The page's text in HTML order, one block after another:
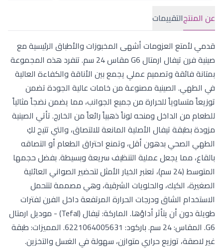
عن المنتجالتقييمات
قدمي لأمتع العزومات أشهى المخبوزات والأطباق الرئيسية مع
صينية فرن تيفال ارمتال G6 مقاس 24 سم. تنفرد هذه المجموعة
بمتانة فائقة وتصميم عملي يجمع بين الأناقة والكفاءة العالية
في الطهي. الصينية مصنوعة من خامات عالية الجودة تضمن
توزيعاً متساوياً للحرارة من جميع الجوانب، مما يضمن نضجاً مثالياً
للطعام من الداخل ومنحه لوناً ذهبياً رائعاً من الخارج. تأتي الصينية
مزودة بطبقة تيفال الأصلية المانعة للالتصاق، والتي تتيح لكِ
الطهي الصحي بدهون أقل، وتمنع احتراق الطعام أو التصاقه
بالقاع، مما يجعل عملية التنظيف سريعة وبسيطة. بفضل حجمها
المتوسط (24 سم)، تعتبر الخيار الأمثل لتحضير الصواني العائلية
الصغيرة، الكيك، والحلويات الشرقية، وهي مصممة لتتحمل
الاستخدام الشاق ودرجات الحرارة المرتفعة داخل الفرن لفترات
طويلة دون أن يتأثر أداؤها. الماركة: تيفال (Tefal) - موديل ارمتال
G6. المقاس: 24 سم. باركود: 6221064005631. المميزات: طبقة
غير لاصقة، توزيع حراري متوازن، سهولة في الغسل والتخزين.